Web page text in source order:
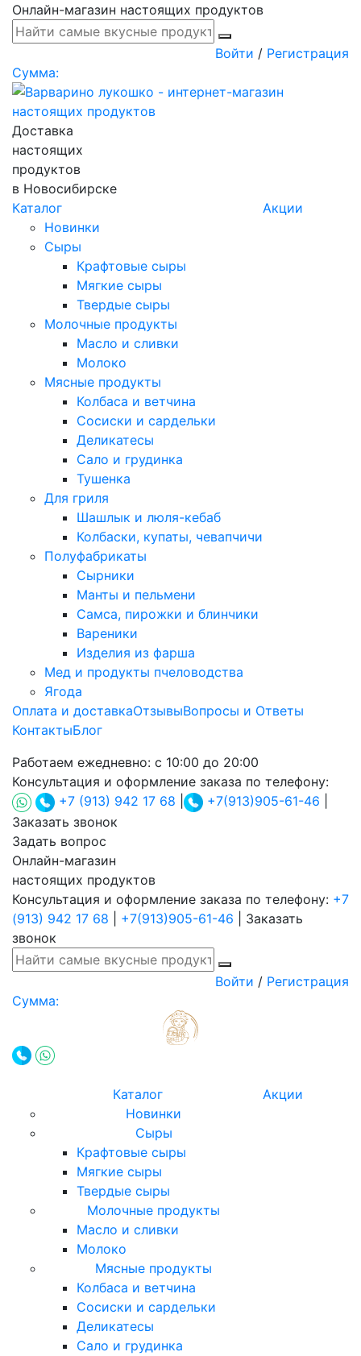
Онлайн-магазин настоящих продуктов
Войти / Регистрация
Сумма:
Доставка
настоящих
продуктов
в Новосибирске
Каталог
Новинки
Сыры
Крафтовые сыры
Мягкие сыры
Твердые сыры
Молочные продукты
Масло и сливки
Молоко
Мясные продукты
Колбаса и ветчина
Сосиски и сардельки
Деликатесы
Сало и грудинка
Тушенка
Для гриля
Шашлык и люля-кебаб
Колбаски, купаты, чевапчичи
Полуфабрикаты
Сырники
Манты и пельмени
Самса, пирожки и блинчики
Вареники
Изделия из фарша
Мед и продукты пчеловодства
Ягода
Акции
Оплата и доставкаОтзывыВопросы и Ответы
КонтактыБлог
Работаем ежедневно: с 10:00 до 20:00
Консультация и оформление заказа по телефону:
+7 (913) 942 17 68
+7(913)905-61-46
Заказать звонок
Задать вопрос
Онлайн-магазин
настоящих продуктов
Консультация и оформление заказа по телефону: +7
(913) 942 17 68
+7(913)905-61-46
Заказать
звонок
Войти / Регистрация
Сумма:
Каталог
Новинки
Сыры
Крафтовые сыры
Мягкие сыры
Твердые сыры
Молочные продукты
Масло и сливки
Молоко
Мясные продукты
Колбаса и ветчина
Сосиски и сардельки
Деликатесы
Сало и грудинка
Акции